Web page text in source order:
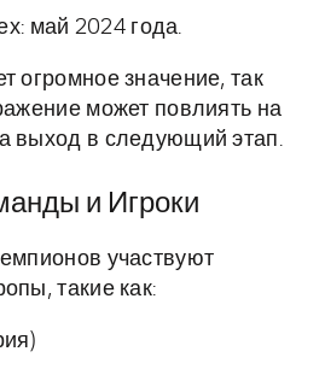
май 2024 года.
огромное значение, так
может повлиять на
выход в следующий этап.
и Игроки
участвуют
такие как: